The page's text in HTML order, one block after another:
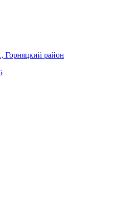
Горняцкий район